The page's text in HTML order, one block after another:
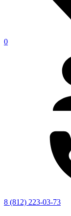
0
8 (812) 223-03-73